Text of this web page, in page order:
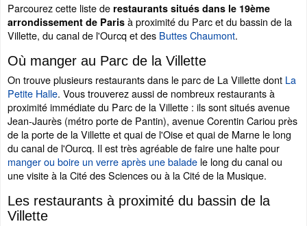
Parcourez cette liste de restaurants situés dans le 19ème
arrondissement de Paris à proximité du Parc et du bassin de la
Villette, du canal de l'Ourcq et des Buttes Chaumont.
Où manger au Parc de la Villette
On trouve plusieurs restaurants dans le parc de La Villette dont La
Petite Halle. Vous trouverez aussi de nombreux restaurants à
proximité immédiate du Parc de la Villette : ils sont situés avenue
Jean-Jaurès (métro porte de Pantin), avenue Corentin Cariou près
de la porte de la Villette et quai de l'Oise et quai de Marne le long
du canal de l'Ourcq. Il est très agréable de faire une halte pour
manger ou boire un verre après une balade le long du canal ou
une visite à la Cité des Sciences ou à la Cité de la Musique.
Les restaurants à proximité du bassin de la
Villette